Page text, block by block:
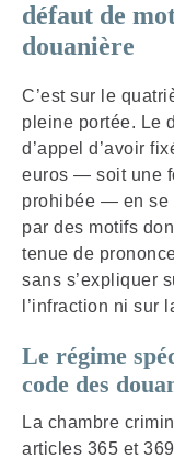
défaut de
douanière
C’est sur le
pleine portée. Le
d’appel d’avoir
euros — soit une
prohibée — en se
par des motifs
tenue de
sans s’expliquer
l’infraction ni sur
Le régime
code des
La chambre
articles 365 et